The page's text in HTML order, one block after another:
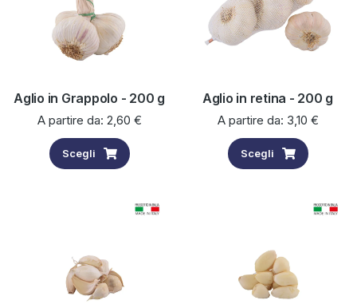
Aglio in Grappolo - 200 g
A partire da: 2,60 €
Scegli
Aglio in retina - 200 g
A partire da: 3,10 €
Scegli